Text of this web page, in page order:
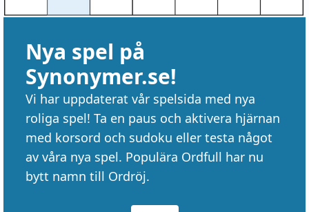
Nya spel på
Synonymer.se!
Vi har uppdaterat vår spelsida med nya
roliga spel! Ta en paus och aktivera hjärnan
med korsord och sudoku eller testa något
av våra nya spel. Populära Ordfull har nu
bytt namn till Ordröj.